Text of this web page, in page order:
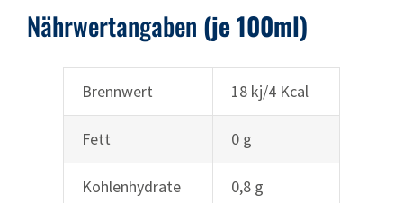
Nährwertangaben (je 100ml)
Brennwert 18 kj/4 Kcal
Fett 0 g
Kohlenhydrate 0,8 g